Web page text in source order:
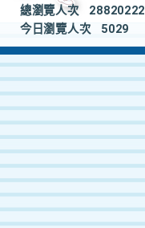
總瀏覽人次
28820222
今日瀏覽人次
5029